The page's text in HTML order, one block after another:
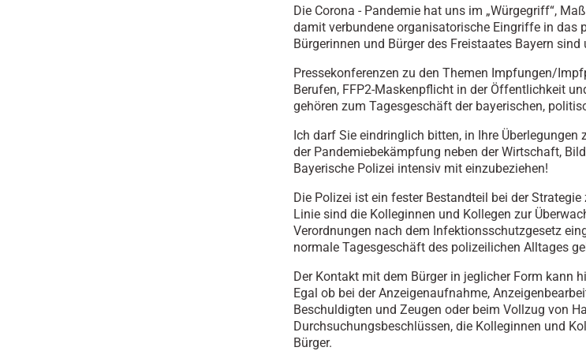
Die Corona - Pandemie hat uns im „Würgegriff“,
damit verbundene organisatorische Eingriffe in das
Bürgerinnen und Bürger des Freistaates Bayern sind
Pressekonferenzen zu den Themen Impfungen/
Berufen, FFP2-Maskenpflicht in der Öffentlichkeit
gehören zum Tagesgeschäft der bayerischen,
Ich darf Sie eindringlich bitten, in Ihre
der Pandemiebekämpfung neben der Wirtschaft,
Bayerische Polizei intensiv mit einzubeziehen!
Die Polizei ist ein fester Bestandteil bei der
Linie sind die Kolleginnen und Kollegen zur
Verordnungen nach dem Infektionsschutzgesetz
normale Tagesgeschäft des polizeilichen Alltages
Der Kontakt mit dem Bürger in jeglicher Form kann
Egal ob bei der Anzeigenaufnahme,
Beschuldigten und Zeugen oder beim Vollzug von
Durchsuchungsbeschlüssen, die Kolleginnen und
Bürger.